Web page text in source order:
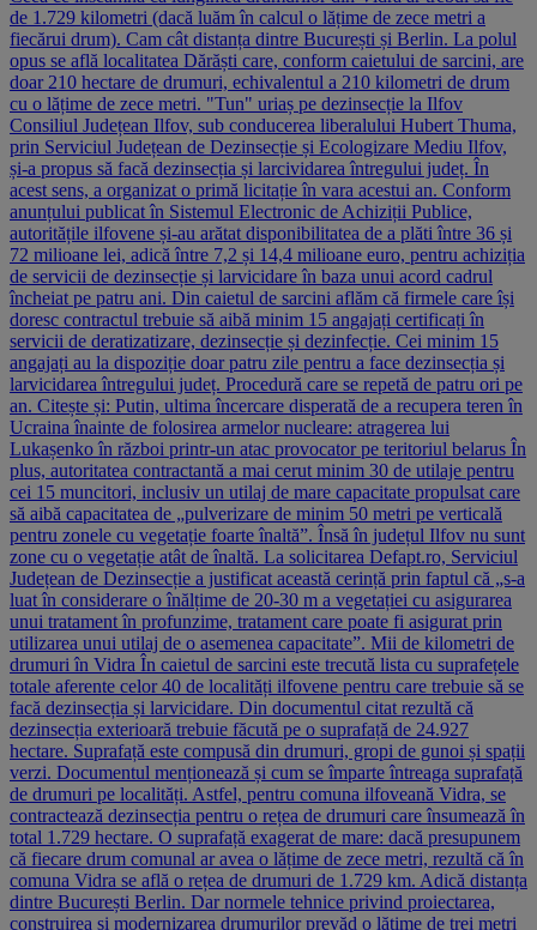
de 1.729 kilometri (dacă luăm în calcul o lățime de zece metri a
fiecărui drum). Cam cât distanța dintre București și Berlin. La polul
opus se află localitatea Dărăști care, conform caietului de sarcini, are
doar 210 hectare de drumuri, echivalentul a 210 kilometri de drum
cu o lățime de zece metri. "Tun" uriaș pe dezinsecție la Ilfov
Consiliul Județean Ilfov, sub conducerea liberalului Hubert Thuma,
prin Serviciul Județean de Dezinsecție și Ecologizare Mediu Ilfov,
și-a propus să facă dezinsecția și larcividarea întregului județ. În
acest sens, a organizat o primă licitație în vara acestui an. Conform
anunțului publicat în Sistemul Electronic de Achiziții Publice,
autoritățile ilfovene și-au arătat disponibilitatea de a plăti între 36 și
72 milioane lei, adică între 7,2 și 14,4 milioane euro, pentru achiziția
de servicii de dezinsecție și larvicidare în baza unui acord cadrul
încheiat pe patru ani. Din caietul de sarcini aflăm că firmele care își
doresc contractul trebuie să aibă minim 15 angajați certificați în
servicii de deratizatizare, dezinsecție și dezinfecție. Cei minim 15
angajați au la dispoziție doar patru zile pentru a face dezinsecția și
larvicidarea întregului județ. Procedură care se repetă de patru ori pe
an. Citește și: Putin, ultima încercare disperată de a recupera teren în
Ucraina înainte de folosirea armelor nucleare: atragerea lui
Lukașenko în război printr-un atac provocator pe teritoriul belarus În
plus, autoritatea contractantă a mai cerut minim 30 de utilaje pentru
cei 15 muncitori, inclusiv un utilaj de mare capacitate propulsat care
să aibă capacitatea de „pulverizare de minim 50 metri pe verticală
pentru zonele cu vegetație foarte înaltă”. Însă în județul Ilfov nu sunt
zone cu o vegetație atât de înaltă. La solicitarea Defapt.ro, Serviciul
Județean de Dezinsecție a justificat această cerință prin faptul că „s-a
luat în considerare o înălțime de 20-30 m a vegetației cu asigurarea
unui tratament în profunzime, tratament care poate fi asigurat prin
utilizarea unui utilaj de o asemenea capacitate”. Mii de kilometri de
drumuri în Vidra În caietul de sarcini este trecută lista cu suprafețele
totale aferente celor 40 de localități ilfovene pentru care trebuie să se
facă dezinsecția și larvicidare. Din documentul citat rezultă că
dezinsecția exterioară trebuie făcută pe o suprafață de 24.927
hectare. Suprafață este compusă din drumuri, gropi de gunoi și spații
verzi. Documentul menționează și cum se împarte întreaga suprafață
de drumuri pe localități. Astfel, pentru comuna ilfoveană Vidra, se
contractează dezinsecția pentru o rețea de drumuri care însumează în
total 1.729 hectare. O suprafață exagerat de mare: dacă presupunem
că fiecare drum comunal ar avea o lățime de zece metri, rezultă că în
comuna Vidra se află o rețea de drumuri de 1.729 km. Adică distanța
dintre București Berlin. Dar normele tehnice privind proiectarea,
construirea și modernizarea drumurilor prevăd o lățime de trei metri